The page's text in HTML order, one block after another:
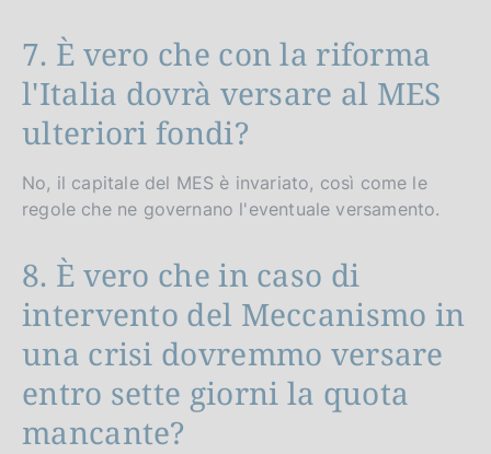
7. È vero che con la riforma
l'Italia dovrà versare al MES
ulteriori fondi?
No, il capitale del MES è invariato, così come le
regole che ne governano l'eventuale versamento.
8. È vero che in caso di
intervento del Meccanismo in
una crisi dovremmo versare
entro sette giorni la quota
mancante?